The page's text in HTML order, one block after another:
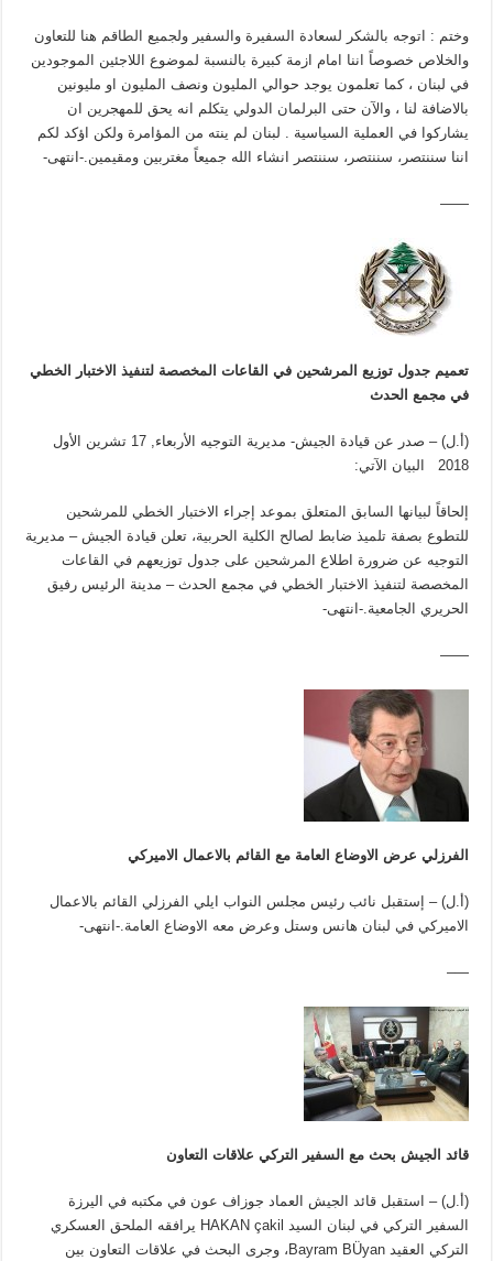
وختم : اتوجه بالشكر لسعادة السفيرة والسفير ولجميع الطاقم هنا للتعاون
والخلاص خصوصاً اننا امام ازمة كبيرة بالنسبة لموضوع اللاجئين الموجودين
في لبنان ، كما تعلمون يوجد حوالي المليون ونصف المليون او مليونين
بالاضافة لنا ، والآن حتى البرلمان الدولي يتكلم انه يحق للمهجرين ان
يشاركوا في العملية السياسية . لبنان لم ينته من المؤامرة ولكن اؤكد لكم
اننا سننتصر، سننتصر، سننتصر انشاء الله جميعاً مغتربين ومقيمين.-انتهى-
——
تعميم جدول توزيع المرشحين في القاعات المخصصة لتنفيذ الاختبار الخطي
في مجمع الحدث
(أ.ل) – صدر عن قيادة الجيش- مديرية التوجيه الأربعاء, 17 تشرين الأول
2018 البيان الآتي:
إلحاقاً لبيانها السابق المتعلق بموعد إجراء الاختبار الخطي للمرشحين
للتطوع بصفة تلميذ ضابط لصالح الكلية الحربية، تعلن قيادة الجيش – مديرية
التوجيه عن ضرورة اطلاع المرشحين على جدول توزيعهم في القاعات
المخصصة لتنفيذ الاختبار الخطي في مجمع الحدث – مدينة الرئيس رفيق
الحريري الجامعية.-انتهى-
——
الفرزلي عرض الاوضاع العامة مع القائم بالاعمال الاميركي
(أ.ل) – إستقبل نائب رئيس مجلس النواب ايلي الفرزلي القائم بالاعمال
الاميركي في لبنان هانس وستل وعرض معه الاوضاع العامة.-انتهى-
—–
قائد الجيش بحث مع السفير التركي علاقات التعاون
(أ.ل) – استقبل قائد الجيش العماد جوزاف عون في مكتبه في اليرزة
السفير التركي في لبنان السيد HAKAN çakil يرافقه الملحق العسكري
التركي العقيد Bayram BÜyan، وجرى البحث في علاقات التعاون بين